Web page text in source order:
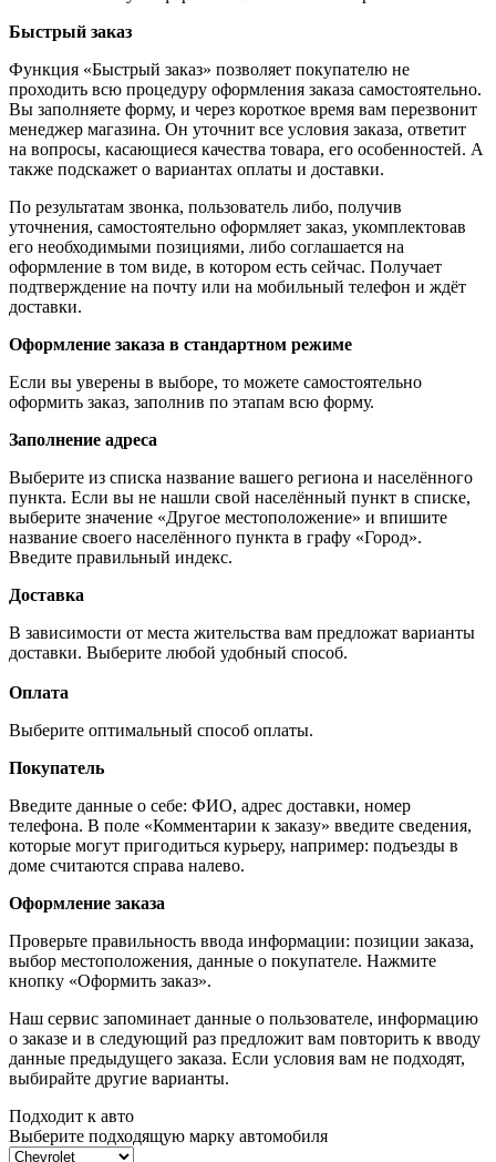
Быстрый заказ
Функция «Быстрый заказ» позволяет покупателю не
проходить всю процедуру оформления заказа самостоятельно.
Вы заполняете форму, и через короткое время вам перезвонит
менеджер магазина. Он уточнит все условия заказа, ответит
на вопросы, касающиеся качества товара, его особенностей. А
также подскажет о вариантах оплаты и доставки.
По результатам звонка, пользователь либо, получив
уточнения, самостоятельно оформляет заказ, укомплектовав
его необходимыми позициями, либо соглашается на
оформление в том виде, в котором есть сейчас. Получает
подтверждение на почту или на мобильный телефон и ждёт
доставки.
Оформление заказа в стандартном режиме
Если вы уверены в выборе, то можете самостоятельно
оформить заказ, заполнив по этапам всю форму.
Заполнение адреса
Выберите из списка название вашего региона и населённого
пункта. Если вы не нашли свой населённый пункт в списке,
выберите значение «Другое местоположение» и впишите
название своего населённого пункта в графу «Город».
Введите правильный индекс.
Доставка
В зависимости от места жительства вам предложат варианты
доставки. Выберите любой удобный способ.
Оплата
Выберите оптимальный способ оплаты.
Покупатель
Введите данные о себе: ФИО, адрес доставки, номер
телефона. В поле «Комментарии к заказу» введите сведения,
которые могут пригодиться курьеру, например: подъезды в
доме считаются справа налево.
Оформление заказа
Проверьте правильность ввода информации: позиции заказа,
выбор местоположения, данные о покупателе. Нажмите
кнопку «Оформить заказ».
Наш сервис запоминает данные о пользователе, информацию
о заказе и в следующий раз предложит вам повторить к вводу
данные предыдущего заказа. Если условия вам не подходят,
выбирайте другие варианты.
Подходит к авто
Выберите подходящую марку автомобиля